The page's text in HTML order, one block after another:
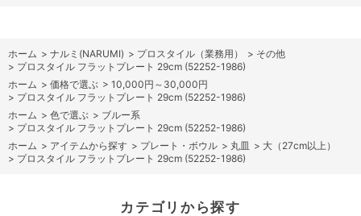
ホーム > ナルミ(NARUMI) > プロスタイル（業務用） > その他
> プロスタイル フラットプレート 29cm (52252-1986)
ホーム > 価格で選ぶ > 10,000円～30,000円
> プロスタイル フラットプレート 29cm (52252-1986)
ホーム > 色で選ぶ > ブルー系
> プロスタイル フラットプレート 29cm (52252-1986)
ホーム > アイテムから探す > プレート・ボウル > 丸皿 > 大（27cm以上）
> プロスタイル フラットプレート 29cm (52252-1986)
カテゴリから探す